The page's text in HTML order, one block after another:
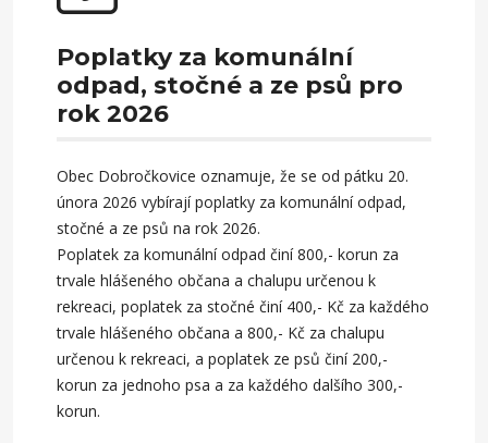
Poplatky za komunální
odpad, stočné a ze psů pro
rok 2026
Obec Dobročkovice oznamuje, že se od pátku 20.
února 2026 vybírají poplatky za komunální odpad,
stočné a ze psů na rok 2026.
Poplatek za komunální odpad činí 800,- korun za
trvale hlášeného občana a chalupu určenou k
rekreaci, poplatek za stočné činí 400,- Kč za každého
trvale hlášeného občana a 800,- Kč za chalupu
určenou k rekreaci, a poplatek ze psů činí 200,-
korun za jednoho psa a za každého dalšího 300,-
korun.